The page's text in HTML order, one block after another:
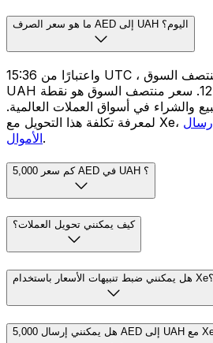
ما هو سعر الصرف AED إلى UAH اليوم؟
واعتبارًا من 15:36 UTC ، فإن معدل منتصف السوق AED إلى
UAH هو د.إ1 = ₴12.2155. سعر منتصف السوق هو نقطة
والشراء في أسواق العملات العالمية.
الأموال.
كم سعر 5,000 AED في UAH ؟
كيف يمكنني تحويل العملات؟
هل يمكنني ضبط تنبيهات الأسعار باستخدام Xe؟